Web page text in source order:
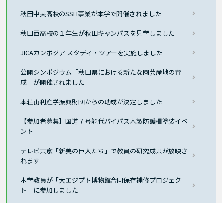
秋田中央高校のSSH事業が本学で開催されました
秋田西高校の１年生が秋田キャンパスを見学しました
JICAカンボジア スタディ・ツアーを実施しました
公開シンポジウム「秋田県における新たな園芸産地の育
成」が開催されました
本荘由利産学振興財団からの助成が決定しました
【参加者募集】国道７号能代バイパス木製防護柵塗装イベ
ント
テレビ東京「新美の巨人たち」で教員の研究成果が放映さ
れます
本学教員が「大エジプト博物館合同保存補修プロジェク
ト」に参加しました